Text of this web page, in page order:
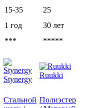
15-35
25
1 год
30 лет
*** *****
Stynergy Ruukki
Стальной Полиэстер